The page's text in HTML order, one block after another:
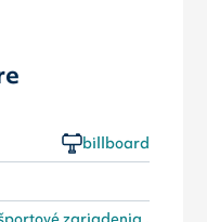
billboard